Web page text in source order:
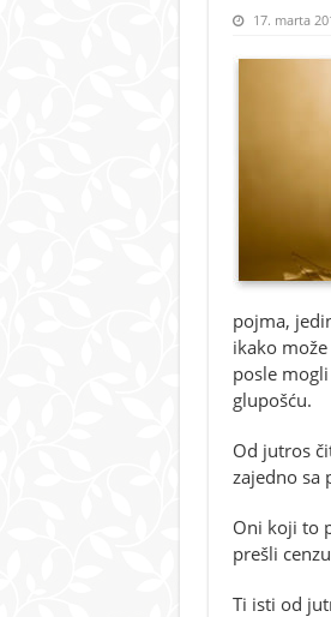
17. marta
pojma,
ikako
posle
glupošću.
Od jutros
zajedno sa
Oni koji to
prešli
Ti isti od